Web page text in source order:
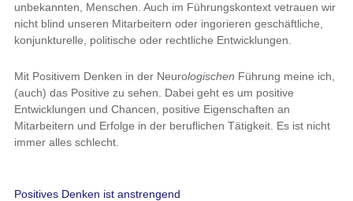
unbekannten, Menschen. Auch im Führungskontext vetrauen wir
nicht blind unseren Mitarbeitern oder ingorieren geschäftliche,
konjunkturelle, politische oder rechtliche Entwicklungen.
Mit Positivem Denken in der Neurologischen Führung meine ich,
(auch) das Positive zu sehen. Dabei geht es um positive
Entwicklungen und Chancen, positive Eigenschaften an
Mitarbeitern und Erfolge in der beruflichen Tätigkeit. Es ist nicht
immer alles schlecht.
Positives Denken ist anstrengend